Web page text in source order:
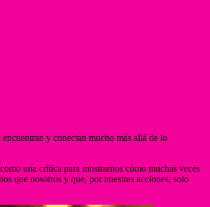
y conectan mucho más allá de lo
una crítica para mostrarnos cómo muchas veces
que nosotros y que, por nuestras acciones, solo